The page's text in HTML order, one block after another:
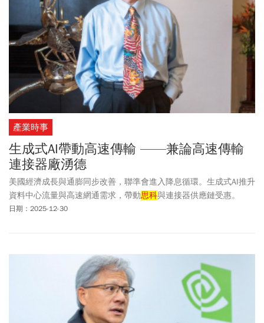
產業時事
生成式AI帶動高速傳輸 ——兼論高速傳輸
連接器廠湧德
美國經濟成長與通膨同步改善，聯準會進入降息循環。生成式AI推升
資料中心流量與高速網通需求，帶動思科與連接器供應鏈受惠。
日期：2025-12-30